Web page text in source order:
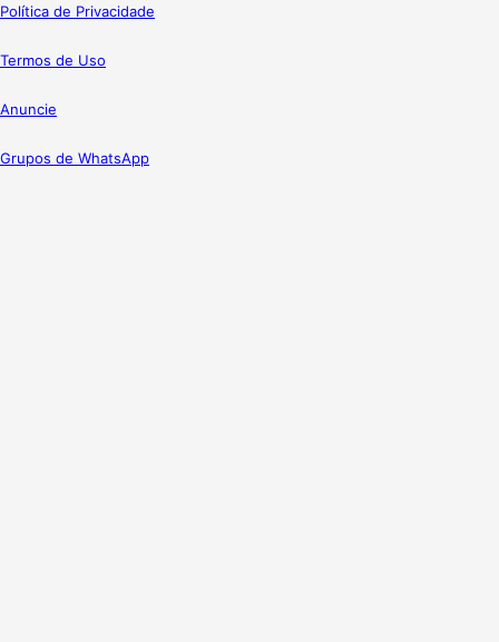
Política de Privacidade
Termos de Uso
Anuncie
Grupos de WhatsApp